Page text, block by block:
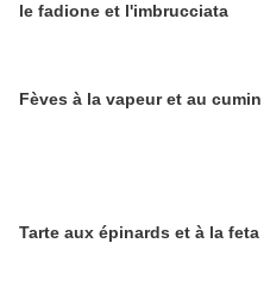
le fadione et l'imbrucciata
Fèves à la vapeur et au cumin
Tarte aux épinards et à la feta